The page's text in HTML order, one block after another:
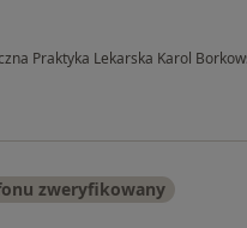
Praktyka Lekarska Karol
zweryfikowany